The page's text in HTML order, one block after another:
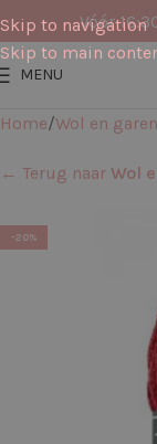
Skip to navigation
Skip to main
Vóór
MENU
Home Wol en
← Terug naar Wol
-20%